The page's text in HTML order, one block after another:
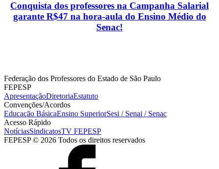
Conquista dos professores na Campanha Salarial
garante R$47 na hora-aula do Ensino Médio do
Senac!
Federação dos Professores do Estado de São Paulo
FEPESP
ApresentaçãoDiretoriaEstatuto
Convenções/Acordos
Educação BásicaEnsino SuperiorSesi / Senai / Senac
Acesso Rápido
NotíciasSindicatosTV FEPESP
FEPESP © 2026 Todos os direitos reservados